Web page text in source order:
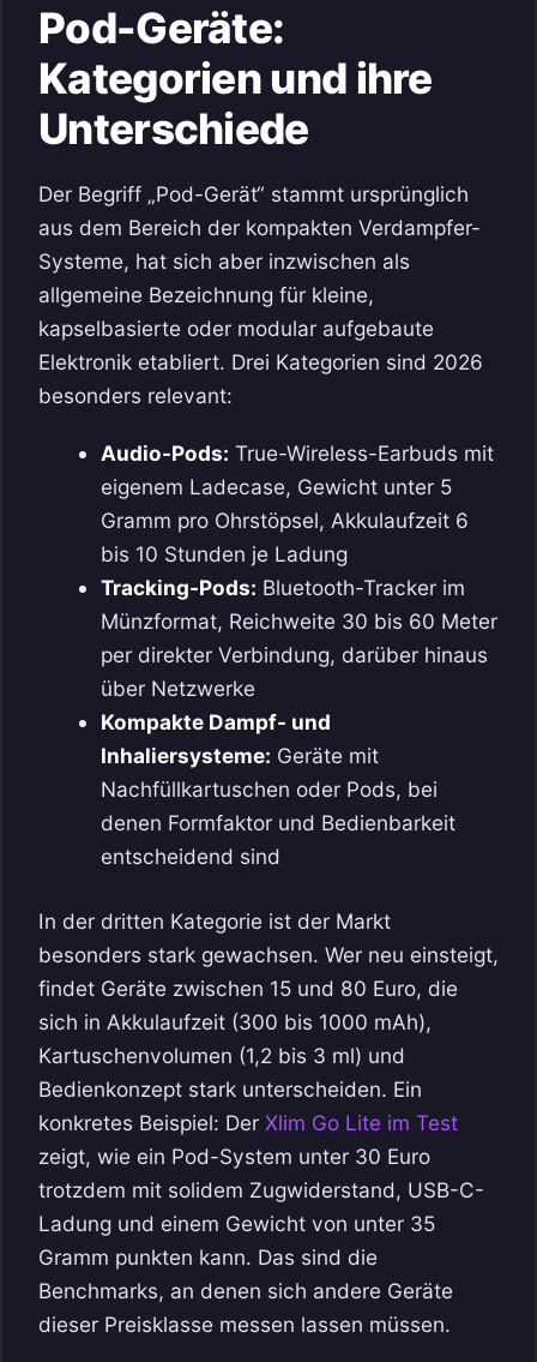
Pod-Geräte:
Kategorien und ihre
Unterschiede
Der Begriff „Pod-Gerät“ stammt ursprünglich
aus dem Bereich der kompakten Verdampfer-
Systeme, hat sich aber inzwischen als
allgemeine Bezeichnung für kleine,
kapselbasierte oder modular aufgebaute
Elektronik etabliert. Drei Kategorien sind 2026
besonders relevant:
Audio-Pods: True-Wireless-Earbuds mit
eigenem Ladecase, Gewicht unter 5
Gramm pro Ohrstöpsel, Akkulaufzeit 6
bis 10 Stunden je Ladung
Tracking-Pods: Bluetooth-Tracker im
Münzformat, Reichweite 30 bis 60 Meter
per direkter Verbindung, darüber hinaus
über Netzwerke
Kompakte Dampf- und
Inhaliersysteme: Geräte mit
Nachfüllkartuschen oder Pods, bei
denen Formfaktor und Bedienbarkeit
entscheidend sind
In der dritten Kategorie ist der Markt
besonders stark gewachsen. Wer neu einsteigt,
findet Geräte zwischen 15 und 80 Euro, die
sich in Akkulaufzeit (300 bis 1000 mAh),
Kartuschenvolumen (1,2 bis 3 ml) und
Bedienkonzept stark unterscheiden. Ein
konkretes Beispiel: Der Xlim Go Lite im Test
zeigt, wie ein Pod-System unter 30 Euro
trotzdem mit solidem Zugwiderstand, USB-C-
Ladung und einem Gewicht von unter 35
Gramm punkten kann. Das sind die
Benchmarks, an denen sich andere Geräte
dieser Preisklasse messen lassen müssen.